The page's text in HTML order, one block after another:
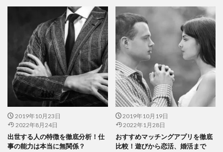
2019年10月23日
2022年8月24日
出世する人の特徴を徹底分析！仕
事の能力は本当に無関係？
2019年10月19日
2022年1月28日
おすすめマッチングアプリを徹底
比較！遊びから恋活、婚活まで